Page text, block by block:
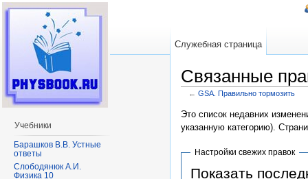
Связанные
← GSA. Правильно тормозить
Это список недавних
указанную категорию).
Настройки свежих правок
Показать
Служебная страница
Учебники
Барашков В.В. Устные
ответы
Слободянюк А.И.
Физика 10